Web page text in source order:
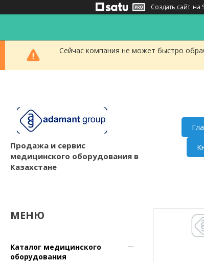
Создать сайт на
Сейчас компания не может быстро
Продажа и сервис
медицинского оборудования в
Казахстане
Каталог медицинского
оборудования